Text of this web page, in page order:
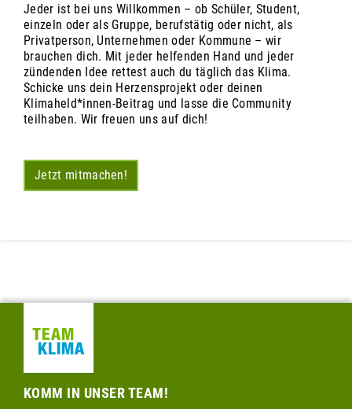
Jeder ist bei uns Willkommen – ob Schüler, Student,
einzeln oder als Gruppe, berufstätig oder nicht, als
Privatperson, Unternehmen oder Kommune – wir
brauchen dich. Mit jeder helfenden Hand und jeder
zündenden Idee rettest auch du täglich das Klima.
Schicke uns dein Herzensprojekt oder deinen
Klimaheld*innen-Beitrag und lasse die Community
teilhaben. Wir freuen uns auf dich!
Jetzt mitmachen!
KOMM IN UNSER TEAM!